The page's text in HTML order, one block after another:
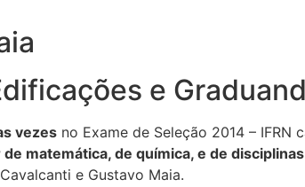
e
vezes no Exame de Seleção 2014 –
matemática, de química, e de
e Gustavo Maia.